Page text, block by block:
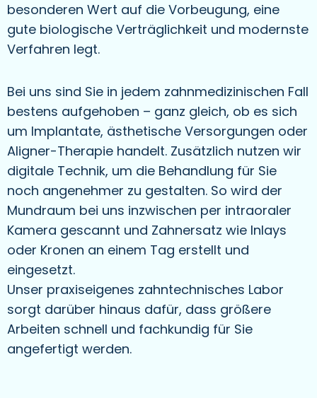
besonderen Wert auf die Vorbeugung, eine
gute biologische Verträglichkeit und modernste
Verfahren legt.
Bei uns sind Sie in jedem zahnmedizinischen Fall
bestens aufgehoben – ganz gleich, ob es sich
um Implantate, ästhetische Versorgungen oder
Aligner-Therapie handelt. Zusätzlich nutzen wir
digitale Technik, um die Behandlung für Sie
noch angenehmer zu gestalten. So wird der
Mundraum bei uns inzwischen per intraoraler
Kamera gescannt und Zahnersatz wie Inlays
oder Kronen an einem Tag erstellt und
eingesetzt.
Unser praxiseigenes zahntechnisches Labor
sorgt darüber hinaus dafür, dass größere
Arbeiten schnell und fachkundig für Sie
angefertigt werden.